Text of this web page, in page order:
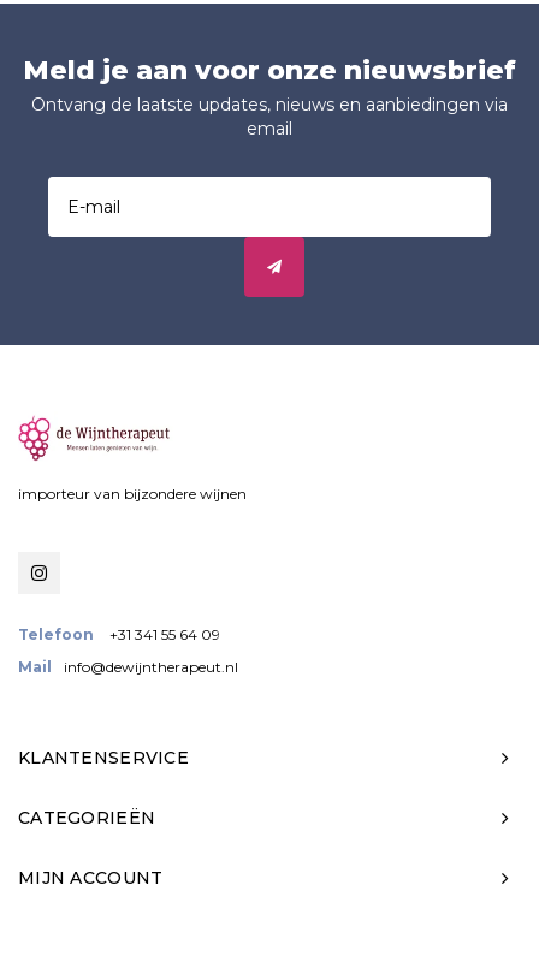
Meld je aan voor onze nieuwsbrief
Ontvang de laatste updates, nieuws en aanbiedingen via
email
importeur van bijzondere wijnen
Telefoon
+31 341 55 64 09
Mail
info@dewijntherapeut.nl
KLANTENSERVICE
CATEGORIEËN
MIJN ACCOUNT